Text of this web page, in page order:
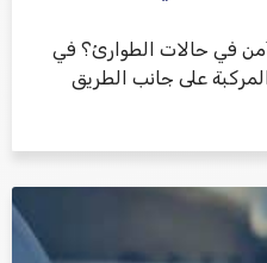
في حالات الطوارئ؟ في
على جانب الطريق